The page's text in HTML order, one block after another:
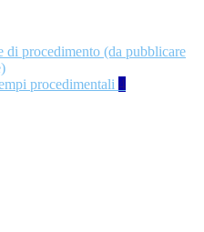
di procedimento (da pubblicare
procedimentali 4